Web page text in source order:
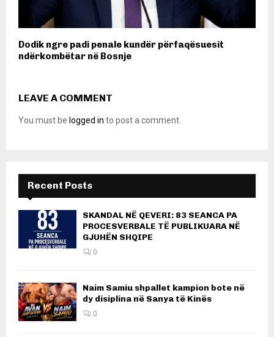
Dodik ngre padi penale kundër përfaqësuesit
ndërkombëtar në Bosnje
LEAVE A COMMENT
You must be logged in to post a comment.
Recent Posts
SKANDAL NË QEVERI: 83 SEANCA PA
PROCESVERBALE TË PUBLIKUARA NË
GJUHËN SHQIPE
0
Naim Samiu shpallet kampion bote në
dy disiplina në Sanya të Kinës
0